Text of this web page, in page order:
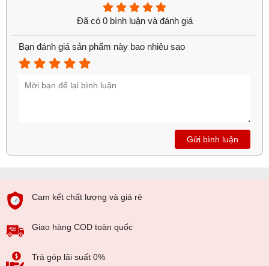
Đã có 0 bình luận và đánh giá
Bạn đánh giá sản phẩm này bao nhiêu sao
Gửi bình luận
Cam kết chất lượng và giá rẻ
Giao hàng COD toàn quốc
Trả góp lãi suất 0%